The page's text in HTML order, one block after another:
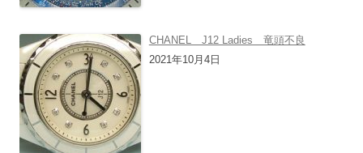
CHANEL J12 Ladies 竜頭不良
2021年10月4日